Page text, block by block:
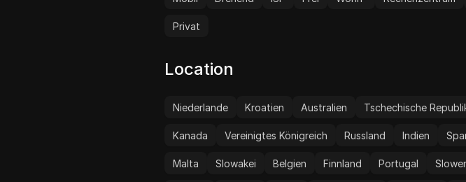
verschiedenen Anwendungen
Privat
Location
Niederlande Kroatien Australien Tschechische
Kanada Vereinigtes Königreich Russland Indien
Malta Slowakei Belgien Finnland Portugal